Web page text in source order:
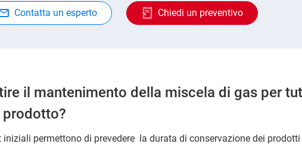
Contatta un esperto Chiedi un preventivo
il mantenimento della miscela di gas per
iniziali permettono di prevedere la durata di conservazione dei prodotti